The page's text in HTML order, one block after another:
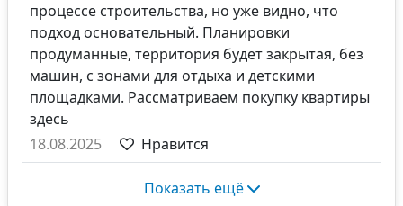
процессе строительства, но уже видно, что
подход основательный. Планировки
продуманные, территория будет закрытая, без
машин, с зонами для отдыха и детскими
площадками. Рассматриваем покупку квартиры
здесь
18.08.2025
Нравится
Показать ещё